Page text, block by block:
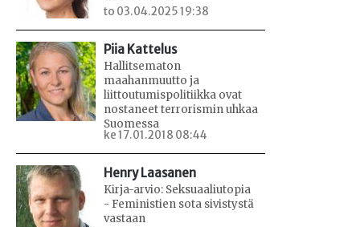
to 03.04.2025 19:38
Piia Kattelus
Hallitsematon
maahanmuutto ja
liittoutumispolitiikka ovat
nostaneet terrorismin uhkaa
Suomessa
ke 17.01.2018 08:44
Henry Laasanen
Kirja-arvio: Seksuaaliutopia
- Feministien sota sivistystä
vastaan